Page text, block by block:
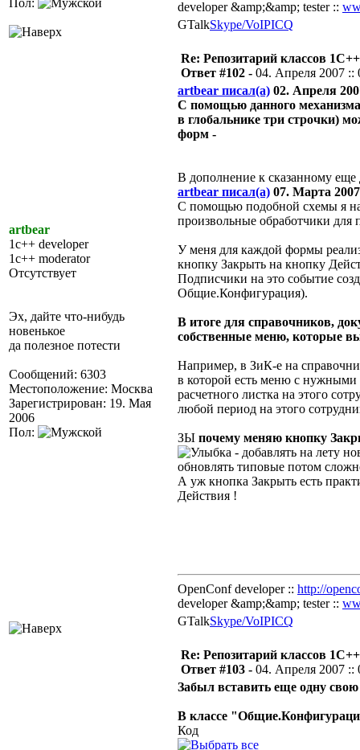
Пол:
developer &amp;&amp; tester ::
GTalkSkype/VoIPICQ
artbear
1c++ developer
1c++ moderator
Отсутствует
Эх, дайте что-нибудь
новенькое
да полезное потести
Сообщений: 6303
Местоположение: Москва
Зарегистрирован: 19. Мая
2006
Пол:
Re: Репозитарий классов
Ответ #102 - 04. Апреля 2007 ::
artbear писал(а) 02. Апреля
С помощью данного
в глобальнике три строчки)
форм -
В дополнение к сказанному еще
artbear писал(а) 07. Марта
C помощью подобной схемы я
произвольные обработчики
У меня для каждой формы
кнопку Закрыть на кнопку
Подписчики на это событие
Общие.Конфигурация).
В итоге для справочников,
собственные меню, которые
Например, в ЗиК-е на
в которой есть меню с нужными
расчетного листка на этого
любой период на этого
ЗЫ почему меняю кнопку
- добавлять на лету
обновлять типовые потом
А уж кнопка Закрыть есть
Действия !
OpenConf developer :: http://
developer &amp;&amp; tester ::
GTalkSkype/VoIPICQ
Re: Репозитарий классов
Ответ #103 - 04. Апреля 2007 ::
Забыл вставить еще одну
В классе
Код